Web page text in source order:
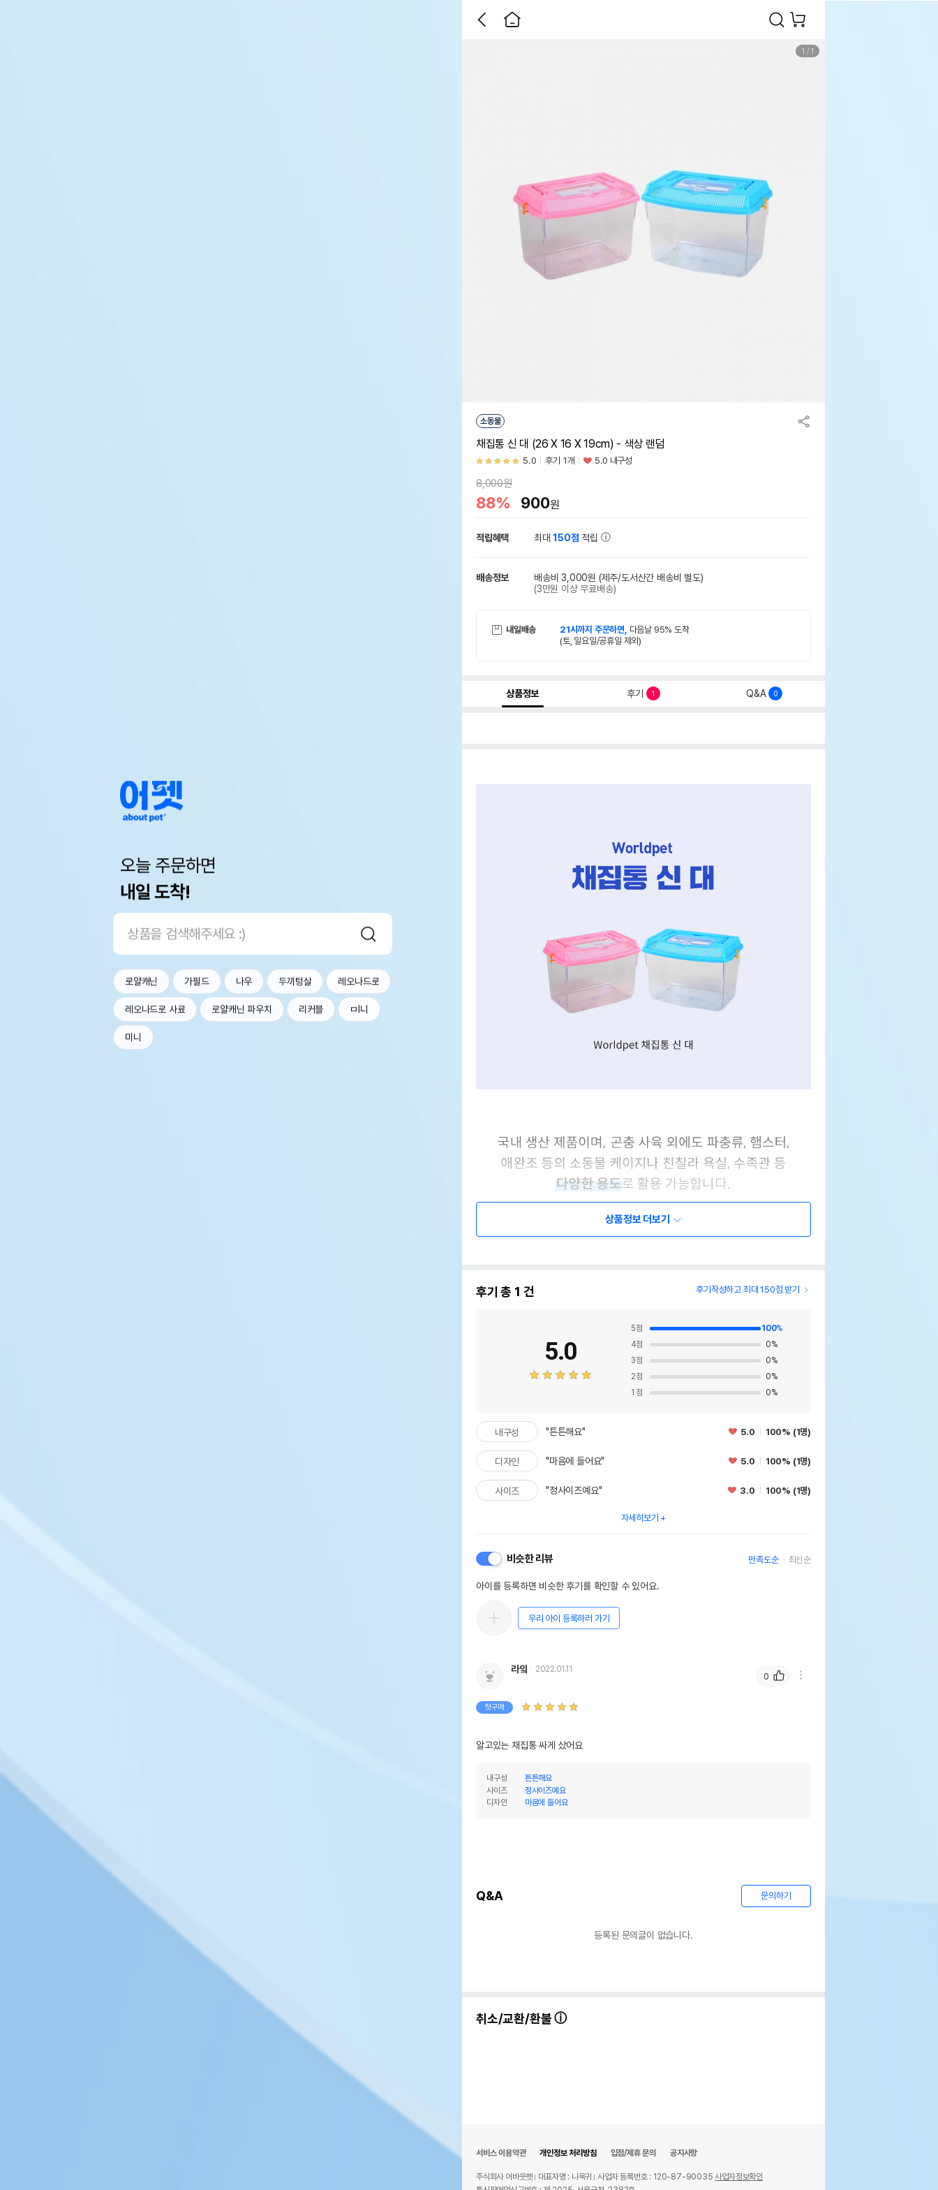
오늘 주문하면
내일 도착!
로얄캐닌 가필드 나우 두끼텅살 레오나드로
레오나드로 사료 로얄캐닌 파우치 리커블 ㅁl니
미니
1 / 1
소동물
채집통 신 대 (26 X 16 X 19cm) - 색상 랜덤
5.0 후기 1개 5.0 내구성
8,000원
88% 900원
적립혜택 최대150점 적립
배송정보 배송비 3,000원 (제주/도서산간 배송비 별도)
(3만원 이상 무료배송)
내일배송 21시까지 주문하면, 다음날 95% 도착
(토, 일요일/공휴일 제외)
상품정보 후기 1 Q&A 0
상품정보 더보기
후기 총 1 건 후기작성하고 최대 150점 받기
5.0
5점 100%
4점 0%
3점 0%
2점 0%
1 점 0%
내구성 "튼튼해요" 5.0 100% (1명)
디자인 "마음에 들어요" 5.0 100% (1명)
사이즈 "정사이즈예요" 3.0 100% (1명)
자세히보기
비슷한 리뷰 만족도순 최신순
아이를 등록하면 비슷한 후기를 확인할 수 있어요.
우리 아이 등록하러 가기
라잌 2022.01.11
첫구매
알고있는 채집통 싸게 샀어요
내구성
튼튼해요
사이즈
정사이즈예요
디자인
마음에 들어요
0
Q&A 문의하기
등록된 문의글이 없습니다.
취소/교환/환불
서비스 이용약관 개인정보 처리방침 입점/제휴 문의 공지사항
주식회사 어바웃펫 대표자명 : 나옥귀 사업자 등록번호 : 120-87-90035사업자정보확인